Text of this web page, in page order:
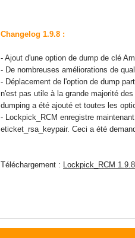
Changelog 1.9.8 :
- Ajout d'une option de dump de clé
- De nombreuses améliorations de
- Déplacement de l'option de dump
n'est pas utile à la grande majorité
dumping a été ajouté et toutes les
- Lockpick_RCM enregistre
eticket_rsa_keypair. Ceci a été
Téléchargement : Lockpick_RCM 1.9.8